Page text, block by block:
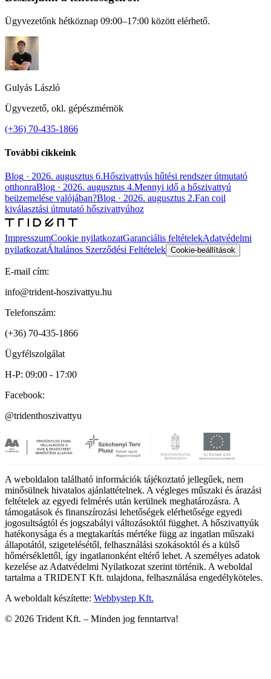
Ügyvezetőnk hétköznap 09:00–17:00 között elérhető.
Gulyás László
Ügyvezető, okl. gépészmérnök
(+36) 70-435-1866
További cikkeink
Blog · 2026. augusztus 6.Hőszivattyús hűtési rendszer útmutató
otthonraBlog · 2026. augusztus 4.Mennyi idő a hőszivattyú
beüzemelése valójában?Blog · 2026. augusztus 2.Fan coil
kiválasztási útmutató hőszivattyúhoz
ImpresszumCookie nyilatkozatGaranciális feltételekAdatvédelmi
nyilatkozatÁltalános Szerződési Feltételek Cookie-beállítások
E-mail cím:
info@trident-hoszivattyu.hu
Telefonszám:
(+36) 70-435-1866
Ügyfélszolgálat
H-P: 09:00 - 17:00
Facebook:
@tridenthoszivattyu
A weboldalon található információk tájékoztató jellegűek, nem
minősülnek hivatalos ajánlattételnek. A végleges műszaki és árazási
feltételek az egyedi felmérés után kerülnek meghatározásra. A
támogatások és finanszírozási lehetőségek elérhetősége egyedi
jogosultságtól és jogszabályi változásoktól függhet. A hőszivattyúk
hatékonysága és a megtakarítás mértéke függ az ingatlan műszaki
állapotától, szigetelésétől, felhasználási szokásoktól és a külső
hőmérséklettől, így ingatlanonként eltérő lehet. A személyes adatok
kezelése az Adatvédelmi Nyilatkozat szerint történik. A weboldal
tartalma a TRIDENT Kft. tulajdona, felhasználása engedélyköteles.
A weboldalt készítette: Webbystep Kft.
© 2026 Trident Kft. – Minden jog fenntartva!